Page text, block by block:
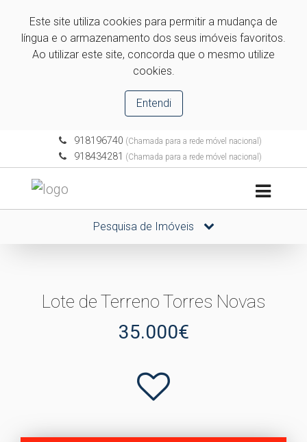
Este site utiliza cookies para permitir a mudança de
língua e o armazenamento dos seus imóveis favoritos.
Ao utilizar este site, concorda que o mesmo utilize
cookies.
Entendi
918196740 (Chamada para a rede móvel nacional)
918434281 (Chamada para a rede móvel nacional)
Pesquisa de Imóveis
Lote de Terreno Torres Novas
35.000€